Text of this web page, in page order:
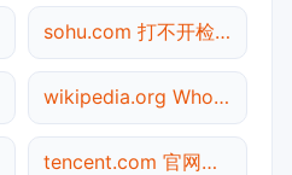
sohu.com 打不开检测
wikipedia.org Whois查询
tencent.com 官网入口